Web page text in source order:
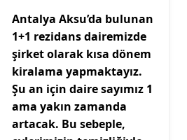
Antalya Aksu’da bulunan
1+1 rezidans dairemizde
şirket olarak kısa dönem
kiralama yapmaktayız.
Şu an için daire sayımız 1
ama yakın zamanda
artacak. Bu sebeple,